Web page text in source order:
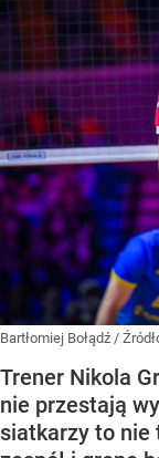
Bartłomiej Bołądź /
Trener Nikola
nie przestają
siatkarzy to nie